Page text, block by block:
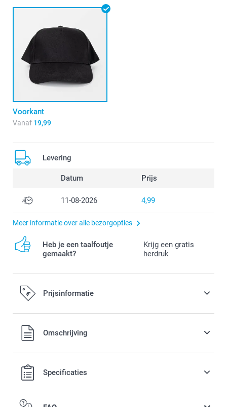
Voorkant
Vanaf 19,99
Levering
Datum Prijs
11-08-2026 4,99
Meer informatie over alle bezorgopties
Heb je een taalfoutje
gemaakt?
Krijg een gratis
herdruk
Prijsinformatie
Alle prijzen zijn in EURO (€) inclusief BTW en exclusief
verzendkosten.Omschrijving
Specificaties